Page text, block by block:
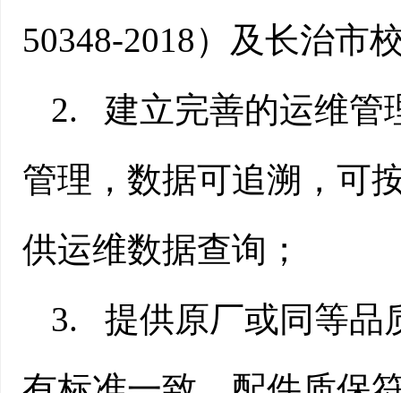
50348-2018）及长治市
2. 建立完善的运维管
管理，数据可追溯，可
供运维数据查询；
3. 提供原厂或同等品